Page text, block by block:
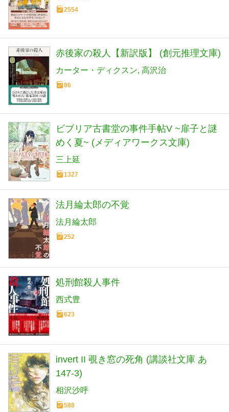
2554
赤後家の殺人【新訳版】 (創元推理文庫)
カーター・ディクスン 高沢治
86
ビブリア古書堂の事件手帖V ~扉子と謎
めく夏~ (メディアワークス文庫)
三上延
1327
法月綸太郎の不覚
法月綸太郎
252
処刑館殺人事件
西式豊
623
invert II 覗き窓の死角 (講談社文庫 あ
147-3)
相沢沙呼
588